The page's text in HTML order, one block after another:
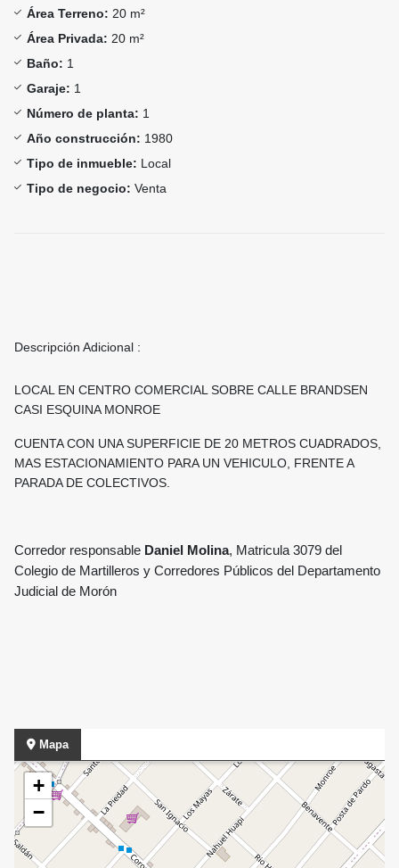
Área Terreno: 20 m²
Área Privada: 20 m²
Baño: 1
Garaje: 1
Número de planta: 1
Año construcción: 1980
Tipo de inmueble: Local
Tipo de negocio: Venta
Descripción Adicional :
LOCAL EN CENTRO COMERCIAL SOBRE CALLE BRANDSEN
CASI ESQUINA MONROE
CUENTA CON UNA SUPERFICIE DE 20 METROS CUADRADOS,
MAS ESTACIONAMIENTO PARA UN VEHICULO, FRENTE A
PARADA DE COLECTIVOS.
Corredor responsable Daniel Molina, Matricula 3079 del
Colegio de Martilleros y Corredores Públicos del Departamento
Judicial de Morón
Mapa
+
−